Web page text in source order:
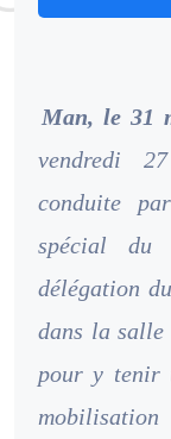
Man, le 31
vendredi
conduite
spécial du
délégation
dans la salle
pour y tenir